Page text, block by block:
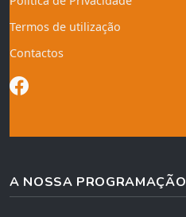
Termos de utilização
Contactos
A NOSSA PROGRAMAÇÃO